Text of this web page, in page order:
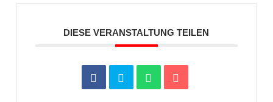
DIESE VERANSTALTUNG TEILEN